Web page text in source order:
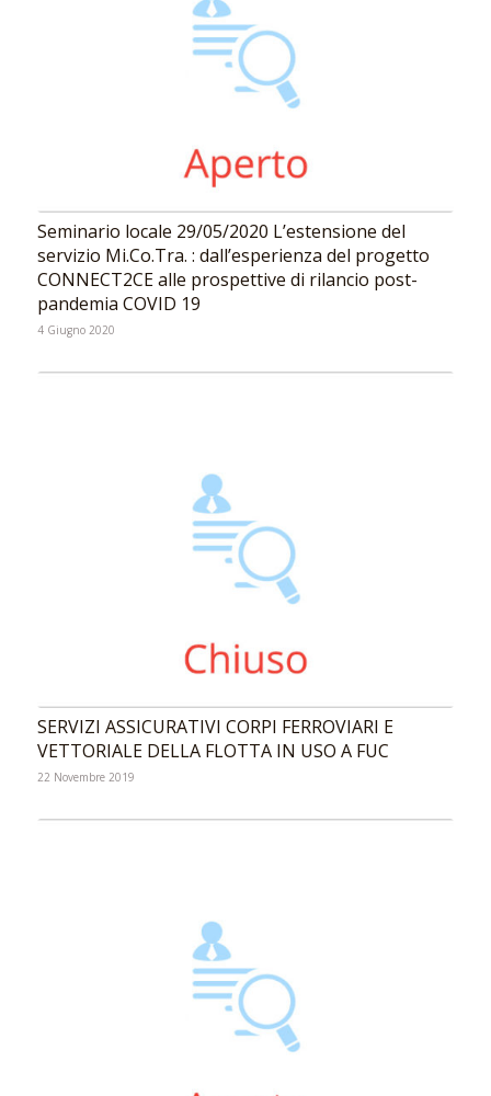
Seminario locale 29/05/2020 L’estensione del
servizio Mi.Co.Tra. : dall’esperienza del progetto
CONNECT2CE alle prospettive di rilancio post-
pandemia COVID 19
4 Giugno 2020
SERVIZI ASSICURATIVI CORPI FERROVIARI E
VETTORIALE DELLA FLOTTA IN USO A FUC
22 Novembre 2019